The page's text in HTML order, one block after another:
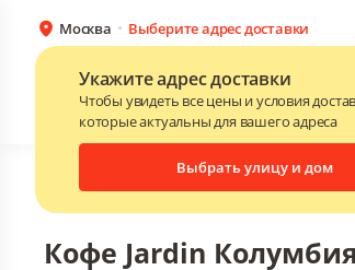
Москва Выберите адрес доставки
Укажите адрес доставки
Чтобы увидеть все цены и условия
которые актуальны для вашего адреса
Выбрать улицу и дом
Каталог
БрендыПрайс-листы поставщиков
Каталог • Чай, кофе, какао •
Кофе Jardin Колумбия
Все поставщики и цены
Кофе Jardin